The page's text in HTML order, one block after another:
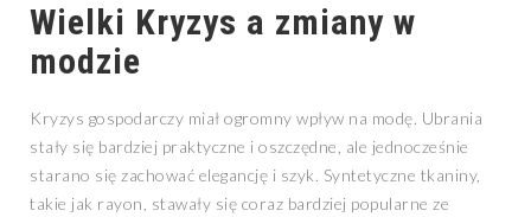
Wielki Kryzys a zmiany w
modzie
Kryzys gospodarczy miał ogromny wpływ na modę. Ubrania
stały się bardziej praktyczne i oszczędne, ale jednocześnie
starano się zachować elegancję i szyk. Syntetyczne tkaniny,
takie jak rayon, stawały się coraz bardziej popularne ze